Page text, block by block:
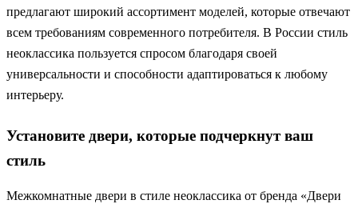
предлагают широкий ассортимент моделей, которые отвечают
всем требованиям современного потребителя. В России стиль
неоклассика пользуется спросом благодаря своей
универсальности и способности адаптироваться к любому
интерьеру.
Установите двери, которые подчеркнут ваш
стиль
Межкомнатные двери в стиле неоклассика от бренда «Двери